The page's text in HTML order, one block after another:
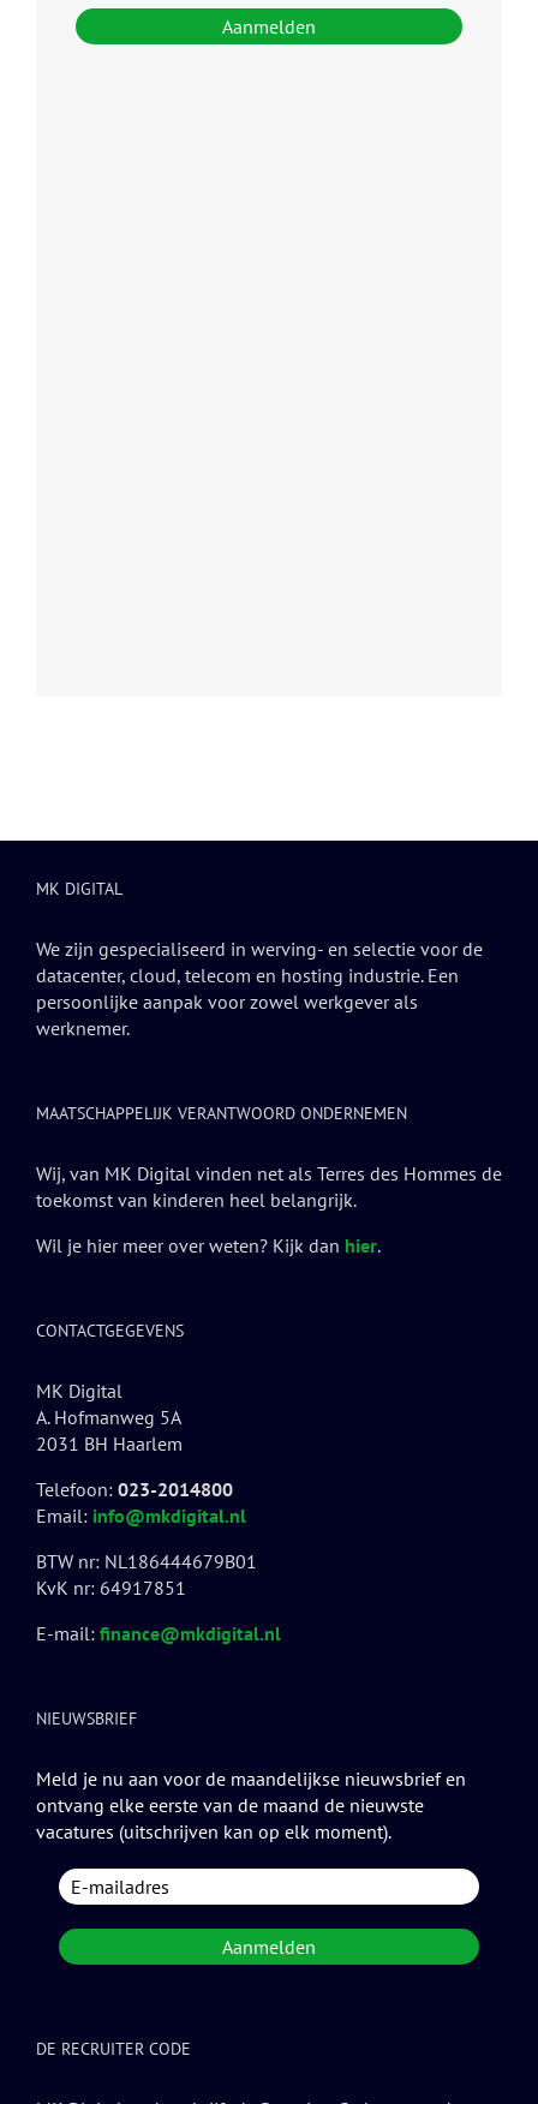
MK DIGITAL
We zijn gespecialiseerd in werving- en selectie voor de
datacenter, cloud, telecom en hosting industrie. Een
persoonlijke aanpak voor zowel werkgever als
werknemer.
MAATSCHAPPELIJK VERANTWOORD ONDERNEMEN
Wij, van MK Digital vinden net als Terres des Hommes de
toekomst van kinderen heel belangrijk.
Wil je hier meer over weten? Kijk dan hier.
CONTACTGEGEVENS
MK Digital
A. Hofmanweg 5A
2031 BH Haarlem
Telefoon: 023-2014800
Email: info@mkdigital.nl
BTW nr: NL186444679B01
KvK nr: 64917851
E-mail: finance@mkdigital.nl
NIEUWSBRIEF
Meld je nu aan voor de maandelijkse nieuwsbrief en
ontvang elke eerste van de maand de nieuwste
vacatures (uitschrijven kan op elk moment).
DE RECRUITER CODE